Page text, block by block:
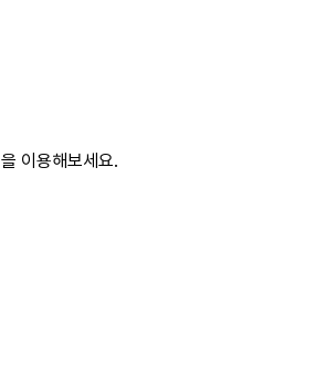
을 이용해보세요.